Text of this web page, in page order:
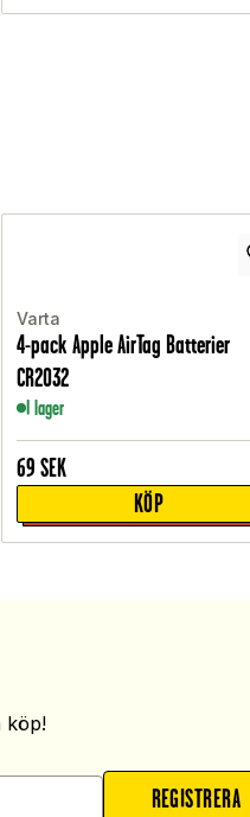
Varta
4-pack Apple AirTag Batterier
CR2032
I lager
69 SEK
KÖP
köp!
REGISTRERA